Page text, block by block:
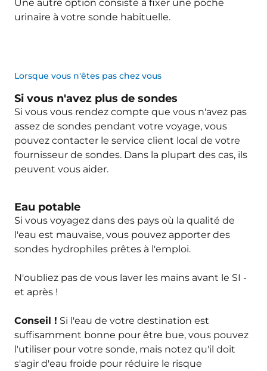
Une autre option consiste à fixer une poche
urinaire à votre sonde habituelle.
Lorsque vous n'êtes pas chez vous
Si vous n'avez plus de sondes
Si vous vous rendez compte que vous n'avez pas
assez de sondes pendant votre voyage, vous
pouvez contacter le service client local de votre
fournisseur de sondes. Dans la plupart des cas, ils
peuvent vous aider.
Eau potable
Si vous voyagez dans des pays où la qualité de
l'eau est mauvaise, vous pouvez apporter des
sondes hydrophiles prêtes à l'emploi.
N'oubliez pas de vous laver les mains avant le SI -
et après !
Conseil ! Si l'eau de votre destination est
suffisamment bonne pour être bue, vous pouvez
l'utiliser pour votre sonde, mais notez qu'il doit
s'agir d'eau froide pour réduire le risque